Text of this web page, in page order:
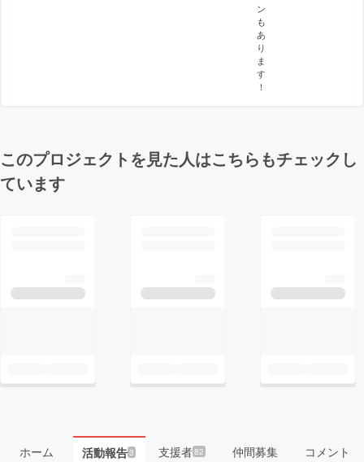
ン
も
あ
り
ま
す
！
このプロジェクトを見た人はこちらもチェックし
ています
ホーム 活動報告3 支援者82 仲間募集 コメント